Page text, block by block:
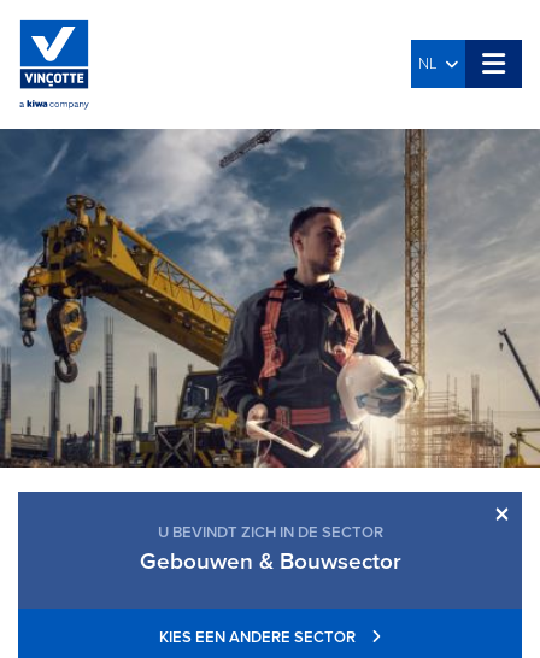
NL
×
U BEVINDT ZICH IN DE SECTOR
Gebouwen & Bouwsector
KIES EEN ANDERE SECTOR